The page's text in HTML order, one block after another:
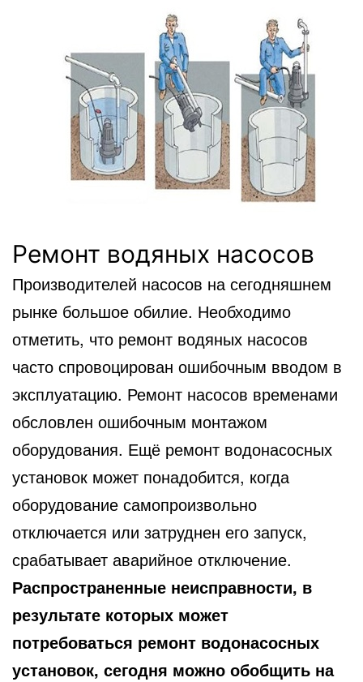
Ремонт водяных насосов
Производителей насосов на сегодняшнем
рынке большое обилие. Необходимо
отметить, что ремонт водяных насосов
часто спровоцирован ошибочным вводом в
эксплуатацию. Ремонт насосов временами
обсловлен ошибочным монтажом
оборудования. Ещё ремонт водонасосных
установок может понадобится, когда
оборудование самопроизвольно
отключается или затруднен его запуск,
срабатывает аварийное отключение.
Распространенные неисправности, в
результате которых может
потребоваться ремонт водонасосных
установок, сегодня можно обобщить на